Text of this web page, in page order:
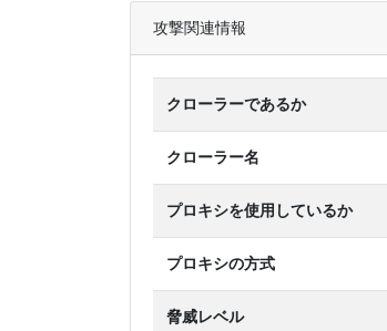
攻撃関連情報
クローラーであるか
クローラー名
プロキシを使用しているか
プロキシの方式
脅威レベル